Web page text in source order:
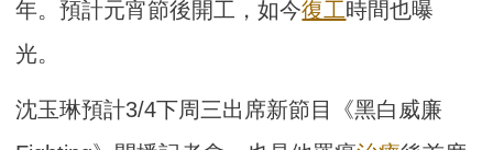
年。預計元宵節後開工，如今復工時間也曝
光。
沈玉琳預計3/4下周三出席新節目《黑白威廉